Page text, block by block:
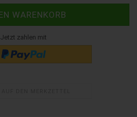
Jetzt zahlen mit